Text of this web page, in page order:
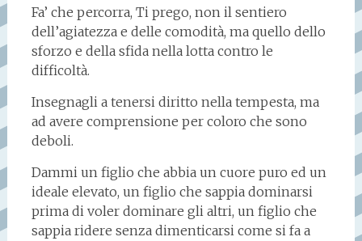
Fa’ che percorra, Ti prego, non il sentiero
dell’agiatezza e delle comodità, ma quello dello
sforzo e della sfida nella lotta contro le
difficoltà.
Insegnagli a tenersi diritto nella tempesta, ma
ad avere comprensione per coloro che sono
deboli.
Dammi un figlio che abbia un cuore puro ed un
ideale elevato, un figlio che sappia dominarsi
prima di voler dominare gli altri, un figlio che
sappia ridere senza dimenticarsi come si fa a